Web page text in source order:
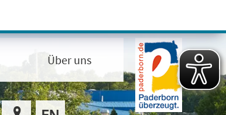
Über uns